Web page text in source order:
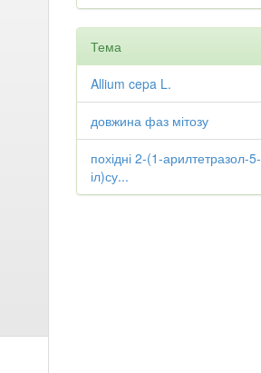
Тема
Allium cepa L.
довжина фаз мітозу
похідні 2-(1-арилтетразол-5-
іл)су...